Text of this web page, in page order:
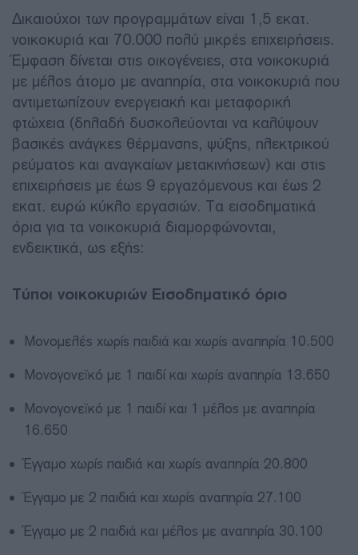
Δικαιούχοι των προγραμμάτων είναι 1,5 εκατ.
νοικοκυριά και 70.000 πολύ μικρές επιχειρήσεις.
Έμφαση δίνεται στις οικογένειες, στα νοικοκυριά
με μέλος άτομο με αναπηρία, στα νοικοκυριά που
αντιμετωπίζουν ενεργειακή και μεταφορική
φτώχεια (δηλαδή δυσκολεύονται να καλύψουν
βασικές ανάγκες θέρμανσης, ψύξης, ηλεκτρικού
ρεύματος και αναγκαίων μετακινήσεων) και στις
επιχειρήσεις με έως 9 εργαζόμενους και έως 2
εκατ. ευρώ κύκλο εργασιών. Τα εισοδηματικά
όρια για τα νοικοκυριά διαμορφώνονται,
ενδεικτικά, ως εξής:
Τύποι νοικοκυριών Εισοδηματικό όριο
Μονομελές χωρίς παιδιά και χωρίς αναπηρία 10.500
Μονογονεϊκό με 1 παιδί και χωρίς αναπηρία 13.650
Μονογονεϊκό με 1 παιδί και 1 μέλος με αναπηρία
16.650
Έγγαμο χωρίς παιδιά και χωρίς αναπηρία 20.800
Έγγαμο με 2 παιδιά και χωρίς αναπηρία 27.100
Έγγαμο με 2 παιδιά και μέλος με αναπηρία 30.100